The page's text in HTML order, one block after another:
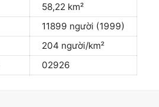
58,22 km²
11899 người (1999)
204 người/km²
02926